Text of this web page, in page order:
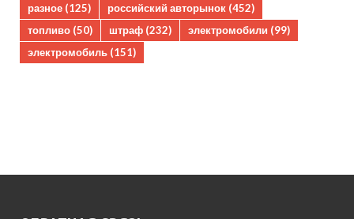
разное (125) российский авторынок (452)
топливо (50) штраф (232) электромобили (99)
электромобиль (151)